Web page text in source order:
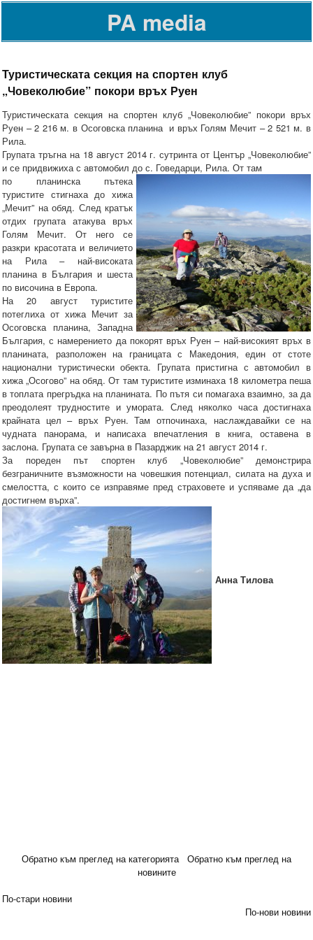
PA media
Туристическата секция на спортен клуб
„Човеколюбие” покори връх Руен
Туристическата секция на спортен клуб „Човеколюбие” покори връх
Руен – 2 216 м. в Осоговска планина и връх Голям Мечит – 2 521 м. в
Рила.
Групата тръгна на 18 август 2014 г. сутринта от Център „Човеколюбие”
и се придвижиха с автомобил до с. Говедарци, Рила. От там
по планинска пътека
туристите стигнаха до хижа
„Мечит” на обяд. След кратък
отдих групата атакува връх
Голям Мечит. От него се
разкри красотата и величието
на Рила – най-високата
планина в България и шеста
по височина в Европа.
На 20 август туристите
потеглиха от хижа Мечит за
Осоговска планина, Западна
България, с намерението да покорят връх Руен – най-високият връх в
планината, разположен на границата с Македония, един от стоте
национални туристически обекта. Групата пристигна с автомобил в
хижа „Осогово” на обяд. От там туристите изминаха 18 километра пеша
в топлата прегръдка на планината. По пътя си помагаха взаимно, за да
преодолеят трудностите и умората. След няколко часа достигнаха
крайната цел – връх Руен. Там отпочинаха, наслаждавайки се на
чудната панорама, и написаха впечатления в книга, оставена в
заслона. Групата се завърна в Пазарджик на 21 август 2014 г.
За пореден път спортен клуб „Човеколюбие” демонстрира
безграничните възможности на човешкия потенциал, силата на духа и
смелостта, с които се изправяме пред страховете и успяваме да „да
достигнем върха”.
Анна Тилова
Обратно към преглед на категорията
Обратно към преглед на
новините
По-стари новини
По-нови новини